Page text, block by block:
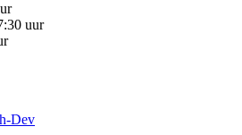
uur
Dev